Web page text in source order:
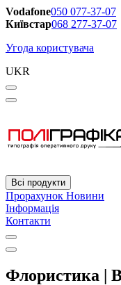
Vodafone050 077-37-07
Київстар068 277-37-07
Угода користувача
UKR
Всі продукти
Прорахунок Новини
Інформація
Контакти
Флористика |